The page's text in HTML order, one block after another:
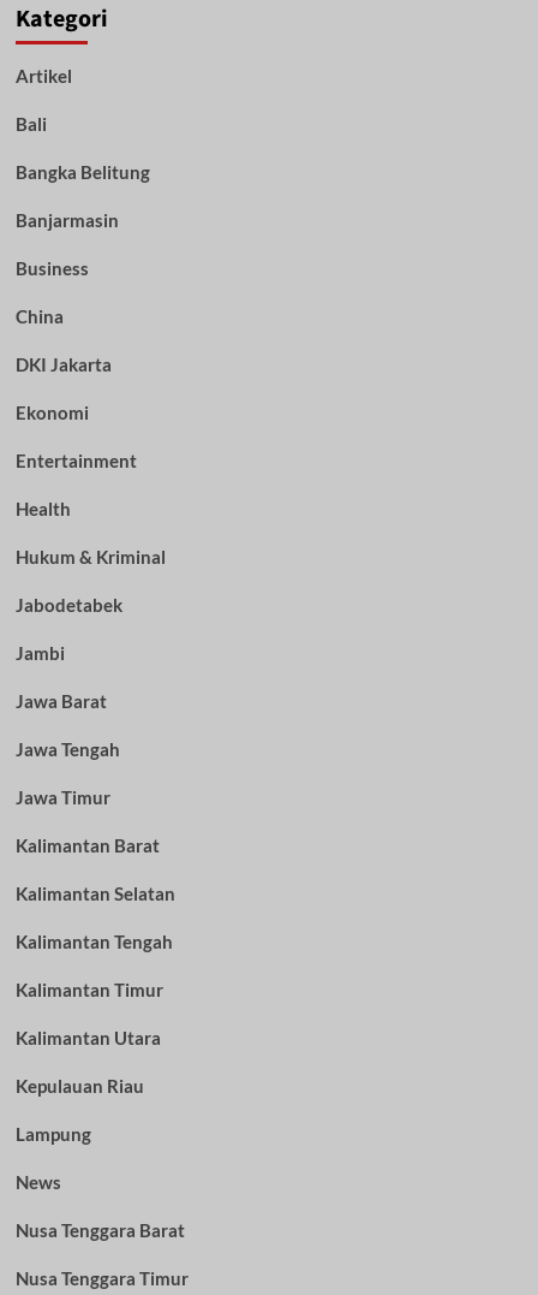
Kategori
Artikel
Bali
Bangka Belitung
Banjarmasin
Business
China
DKI Jakarta
Ekonomi
Entertainment
Health
Hukum & Kriminal
Jabodetabek
Jambi
Jawa Barat
Jawa Tengah
Jawa Timur
Kalimantan Barat
Kalimantan Selatan
Kalimantan Tengah
Kalimantan Timur
Kalimantan Utara
Kepulauan Riau
Lampung
News
Nusa Tenggara Barat
Nusa Tenggara Timur